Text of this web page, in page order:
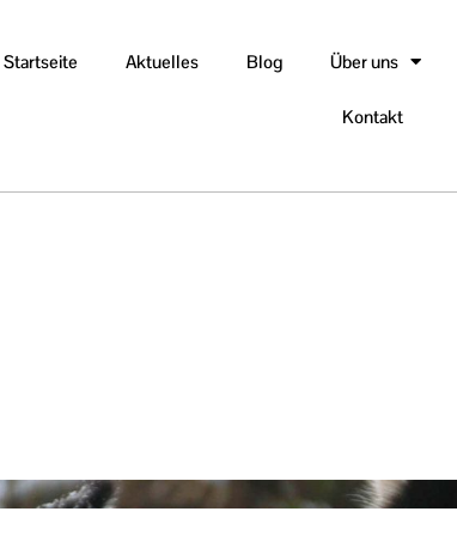
Startseite Aktuelles Blog Über uns
Kontakt